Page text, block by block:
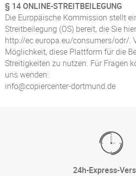
§ 14 ONLINE-STREITBEILEGUNG
Die Europäische Kommission stellt
Streitbeilegung (OS) bereit, die Sie
http://ec.europa.eu/consumers/odr/.
Möglichkeit, diese Plattform für die
Streitigkeiten zu nutzen. Für Fragen
uns wenden:
info@copiercenter-dortmund.de
24h-Express-